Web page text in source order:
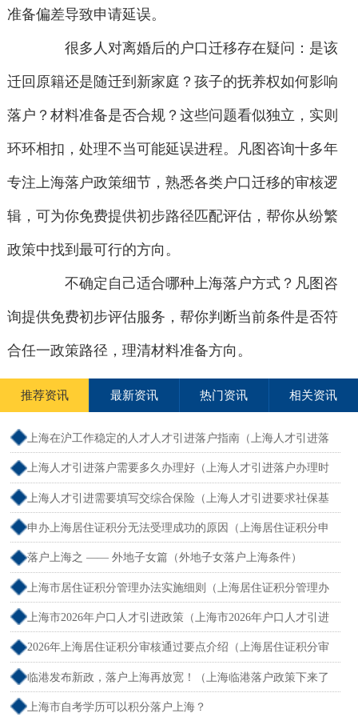
准备偏差导致申请延误。
很多人对离婚后的户口迁移存在疑问：是该
迁回原籍还是随迁到新家庭？孩子的抚养权如何影响
落户？材料准备是否合规？这些问题看似独立，实则
环环相扣，处理不当可能延误进程。凡图咨询十多年
专注上海落户政策细节，熟悉各类户口迁移的审核逻
辑，可为你免费提供初步路径匹配评估，帮你从纷繁
政策中找到最可行的方向。
不确定自己适合哪种上海落户方式？凡图咨
询提供免费初步评估服务，帮你判断当前条件是否符
合任一政策路径，理清材料准备方向。
推荐资讯 最新资讯 热门资讯 相关资讯
上海在沪工作稳定的人才人才引进落户指南（上海人才引进落
户怎么办理）
上海人才引进落户需要多久办理好（上海人才引进落户办理时
限）
上海人才引进需要填写交综合保险（上海人才引进要求社保基
数吗）
申办上海居住证积分无法受理成功的原因（上海居住证积分申
请受理通过,等待审批）
落户上海之 —— 外地子女篇（外地子女落户上海条件）
上海市居住证积分管理办法实施细则（上海居住证积分管理办
法最全解读）
上海市2026年户口人才引进政策（上海市2026年户口人才引进
政策文件）
2026年上海居住证积分审核通过要点介绍（上海居住证积分审
核流程）
临港发布新政，落户上海再放宽！（上海临港落户政策下来了
吗）
上海市自考学历可以积分落户上海？